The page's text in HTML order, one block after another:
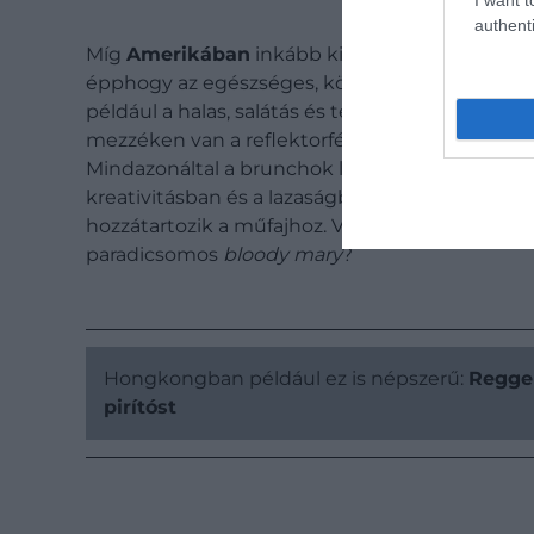
Míg Amerikában inkább kiadós, húsos,
épphogy az egészséges, könnyű ételek váltak
például a halas, salátás és teljes kiőrlésű
mezzéken van a reflektorfény, míg
Mindazonáltal a brunchok lényege a városi
kreativitásban és a lazaságban rejlik – nem
hozzátartozik a műfajhoz. Végtére is, mit
paradicsomos bloody mary?
Hongkongban például ez is népszerű:
pirítóst